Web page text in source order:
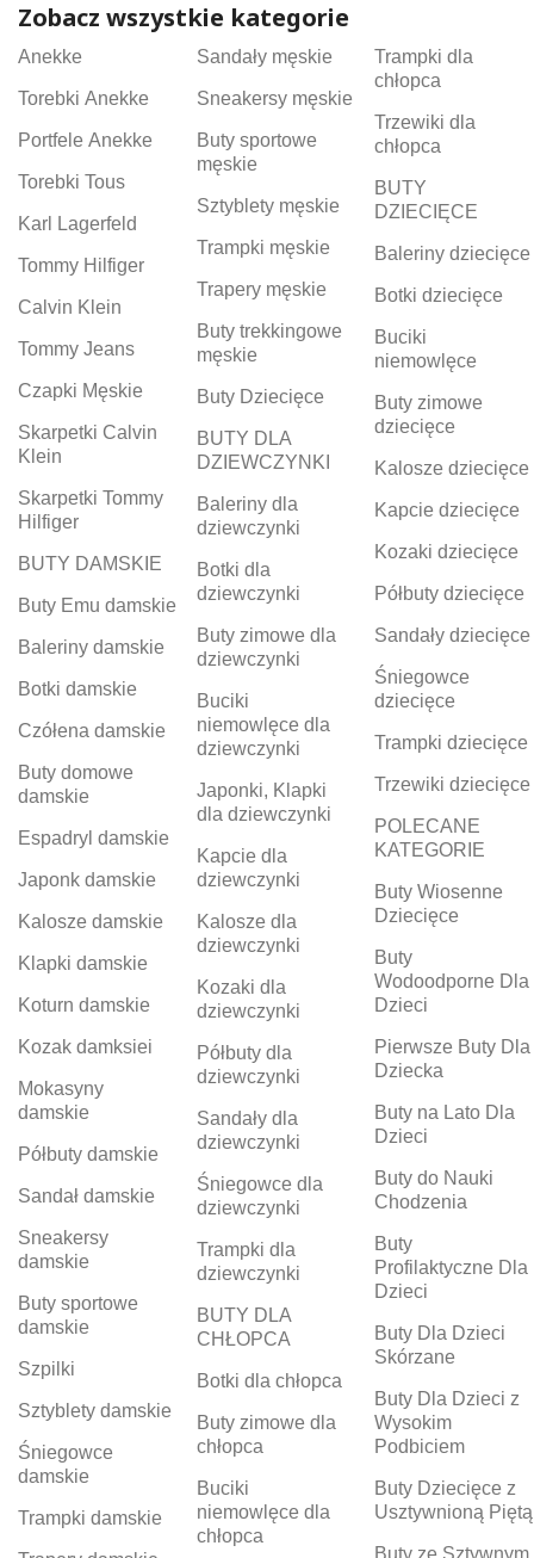
Zobacz wszystkie kategorie
Anekke
Torebki Anekke
Portfele Anekke
Torebki Tous
Karl Lagerfeld
Tommy Hilfiger
Calvin Klein
Tommy Jeans
Czapki Męskie
Skarpetki Calvin
Klein
Skarpetki Tommy
Hilfiger
BUTY DAMSKIE
Buty Emu damskie
Baleriny damskie
Botki damskie
Czółena damskie
Buty domowe
damskie
Espadryl damskie
Japonk damskie
Kalosze damskie
Klapki damskie
Koturn damskie
Kozak damksiei
Mokasyny
damskie
Półbuty damskie
Sandał damskie
Sneakersy
damskie
Buty sportowe
damskie
Szpilki
Sztyblety damskie
Śniegowce
damskie
Trampki damskie
Sandały męskie
Sneakersy męskie
Buty sportowe
męskie
Sztyblety męskie
Trampki męskie
Trapery męskie
Buty trekkingowe
męskie
Buty Dziecięce
BUTY DLA
DZIEWCZYNKI
Baleriny dla
dziewczynki
Botki dla
dziewczynki
Buty zimowe dla
dziewczynki
Buciki
niemowlęce dla
dziewczynki
Japonki, Klapki
dla dziewczynki
Kapcie dla
dziewczynki
Kalosze dla
dziewczynki
Kozaki dla
dziewczynki
Półbuty dla
dziewczynki
Sandały dla
dziewczynki
Śniegowce dla
dziewczynki
Trampki dla
dziewczynki
BUTY DLA
CHŁOPCA
Botki dla chłopca
Buty zimowe dla
chłopca
Buciki
niemowlęce dla
chłopca
Trampki dla
chłopca
Trzewiki dla
chłopca
BUTY
DZIECIĘCE
Baleriny dziecięce
Botki dziecięce
Buciki
niemowlęce
Buty zimowe
dziecięce
Kalosze dziecięce
Kapcie dziecięce
Kozaki dziecięce
Półbuty dziecięce
Sandały dziecięce
Śniegowce
dziecięce
Trampki dziecięce
Trzewiki dziecięce
POLECANE
KATEGORIE
Buty Wiosenne
Dziecięce
Buty
Wodoodporne Dla
Dzieci
Pierwsze Buty Dla
Dziecka
Buty na Lato Dla
Dzieci
Buty do Nauki
Chodzenia
Buty
Profilaktyczne Dla
Dzieci
Buty Dla Dzieci
Skórzane
Buty Dla Dzieci z
Wysokim
Podbiciem
Buty Dziecięce z
Usztywnioną Piętą
Buty ze Sztywnym